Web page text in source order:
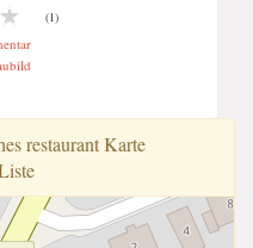
(1)
restaurant Karte